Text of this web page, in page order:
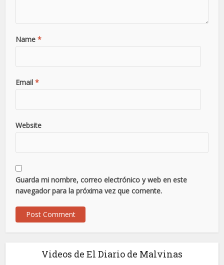
Name *
Email *
Website
Guarda mi nombre, correo electrónico y web en este
navegador para la próxima vez que comente.
Videos de El Diario de Malvinas